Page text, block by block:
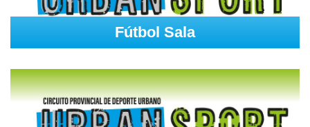
Fútbol Sala